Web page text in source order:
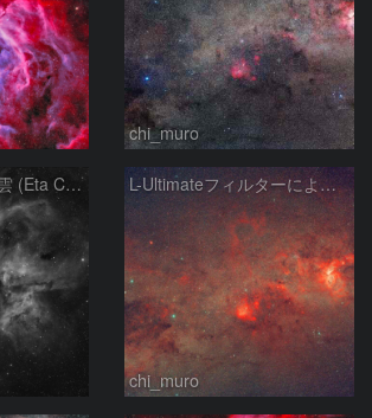
chi_muro
イ－タカリ－ナ星雲 (Eta Carinae Nebula) L-Ultimateフィルターによる南十字～エータカリーナ星雲付近
chi_muro